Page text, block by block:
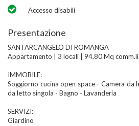
Accesso disabili
Presentazione
SANTARCANGELO DI ROMANGA
Appartamento | 3 locali | 94,80 Mq comm.li
IMMOBILE:
Soggiorno cucina open space - Camera
da letto singola - Bagno - Lavanderia
SERVIZI:
Giardino